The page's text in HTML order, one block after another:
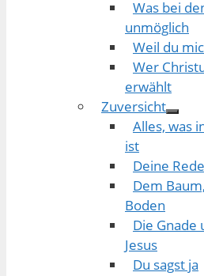
Was bei
unmöglich
Weil du
Wer
erwählt
Zuversicht
Alles, was
ist
Deine
Dem
Boden
Die Gnade
Jesus
Du sagst ja